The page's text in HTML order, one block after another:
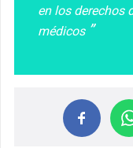
en los derechos
médicos